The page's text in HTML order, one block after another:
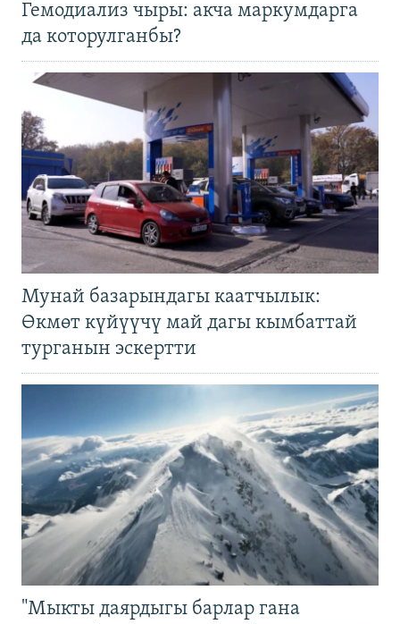
Гемодиализ чыры: акча маркумдарга
да которулганбы?
Мунай базарындагы каатчылык:
Өкмөт күйүүчү май дагы кымбаттай
турганын эскертти
"Мыкты даярдыгы барлар гана